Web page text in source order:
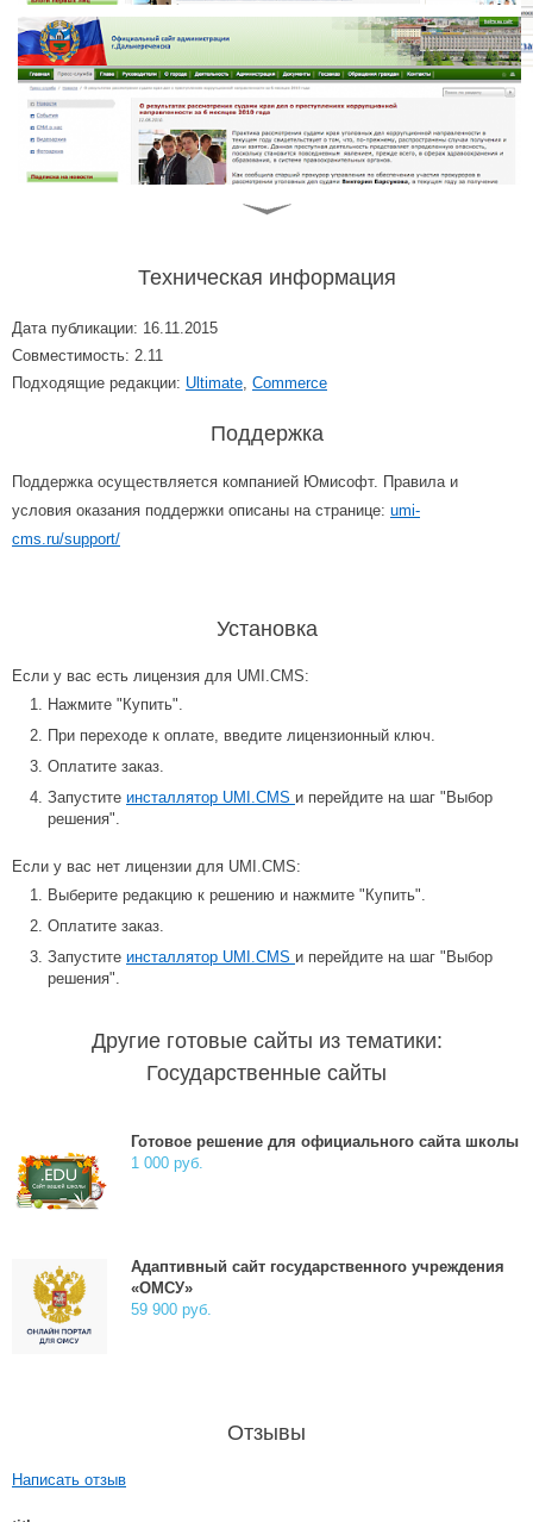
Техническая информация
Дата публикации: 16.11.2015
Совместимость: 2.11
Подходящие редакции: Ultimate, Commerce
Поддержка
Поддержка осуществляется компанией Юмисофт. Правила и
условия оказания поддержки описаны на странице: umi-
cms.ru/support/
Установка
Если у вас есть лицензия для UMI.CMS:
Нажмите "Купить".
При переходе к оплате, введите лицензионный ключ.
Оплатите заказ.
Запустите инсталлятор UMI.CMS и перейдите на шаг "Выбор
решения".
Если у вас нет лицензии для UMI.CMS:
Выберите редакцию к решению и нажмите "Купить".
Оплатите заказ.
Запустите инсталлятор UMI.CMS и перейдите на шаг "Выбор
решения".
Другие готовые сайты из тематики:
Государственные сайты
Готовое решение для официального сайта школы
1 000 руб.
Адаптивный сайт государственного учреждения
«ОМСУ»
59 900 руб.
Отзывы
Написать отзыв